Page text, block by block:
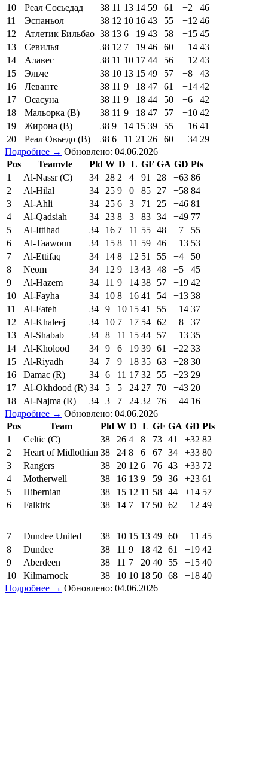
10
Реал Сосьедад 38 11 13 14 59 61 −2
46
11
Эспаньол 38 12 10 16 43 55 −12 46
12
Атлетик Бильбао 38 13 6 19 43 58 −15 45
13
Севилья 38 12 7 19 46 60 −14 43
14
Алавес 38 11 10 17 44 56 −12 43
15
Эльче 38 10 13 15 49 57 −8
43
16
Леванте 38 11 9 18 47 61 −14 42
17
Осасуна 38 11 9 18 44 50 −6
42
18
Мальорка (В) 38 11 9 18 47 57 −10 42
19
Жирона (В) 38 9 14 15 39 55 −16 41
20
Реал Овьедо (В) 38 6 11 21 26 60 −34 29
Подробнее → Обновлено: 04.06.2026
Pos
Teamvte Pld W D L GF GA GD Pts
1
Al-Nassr (C) 34 28 2 4 91 28 +63 86
2
Al-Hilal 34 25 9 0 85 27 +58 84
3
Al-Ahli 34 25 6 3 71 25 +46 81
4
Al-Qadsiah 34 23 8 3 83 34 +49 77
5
Al-Ittihad 34 16 7 11 55 48 +7
55
6
Al-Taawoun 34 15 8 11 59 46 +13 53
7
Al-Ettifaq 34 14 8 12 51 55 −4
50
8
Neom 34 12 9 13 43 48 −5
45
9
Al-Hazem 34 11 9 14 38 57 −19 42
10
Al-Fayha 34 10 8 16 41 54 −13 38
11
Al-Fateh 34 9 10 15 41 55 −14 37
12
Al-Khaleej 34 10 7 17 54 62 −8
37
13
Al-Shabab 34 8 11 15 44 57 −13 35
14
Al-Kholood 34 9 6 19 39 61 −22 33
15
Al-Riyadh 34 7 9 18 35 63 −28 30
16
Damac (R) 34 6 11 17 32 55 −23 29
17
Al-Okhdood (R) 34 5 5 24 27 70 −43 20
18
Al-Najma (R) 34 3 7 24 32 76 −44 16
Подробнее → Обновлено: 04.06.2026
Pos
Team Pld W D L GF GA GD Pts
1
Celtic (C) 38 26 4 8 73 41 +32 82
2
Heart of Midlothian 38 24 8 6 67 34 +33 80
3
Rangers 38 20 12 6 76 43 +33 72
4
Motherwell 38 16 13 9 59 36 +23 61
5
Hibernian 38 15 12 11 58 44 +14 57
6
Falkirk 38 14 7 17 50 62 −12 49
7 Dundee United 38 10 15 13 49 60 −11 45
8
Dundee 38 11 9 18 42 61 −19 42
9
Aberdeen 38 11 7 20 40 55 −15 40
10
Kilmarnock 38 10 10 18 50 68 −18 40
Подробнее → Обновлено: 04.06.2026